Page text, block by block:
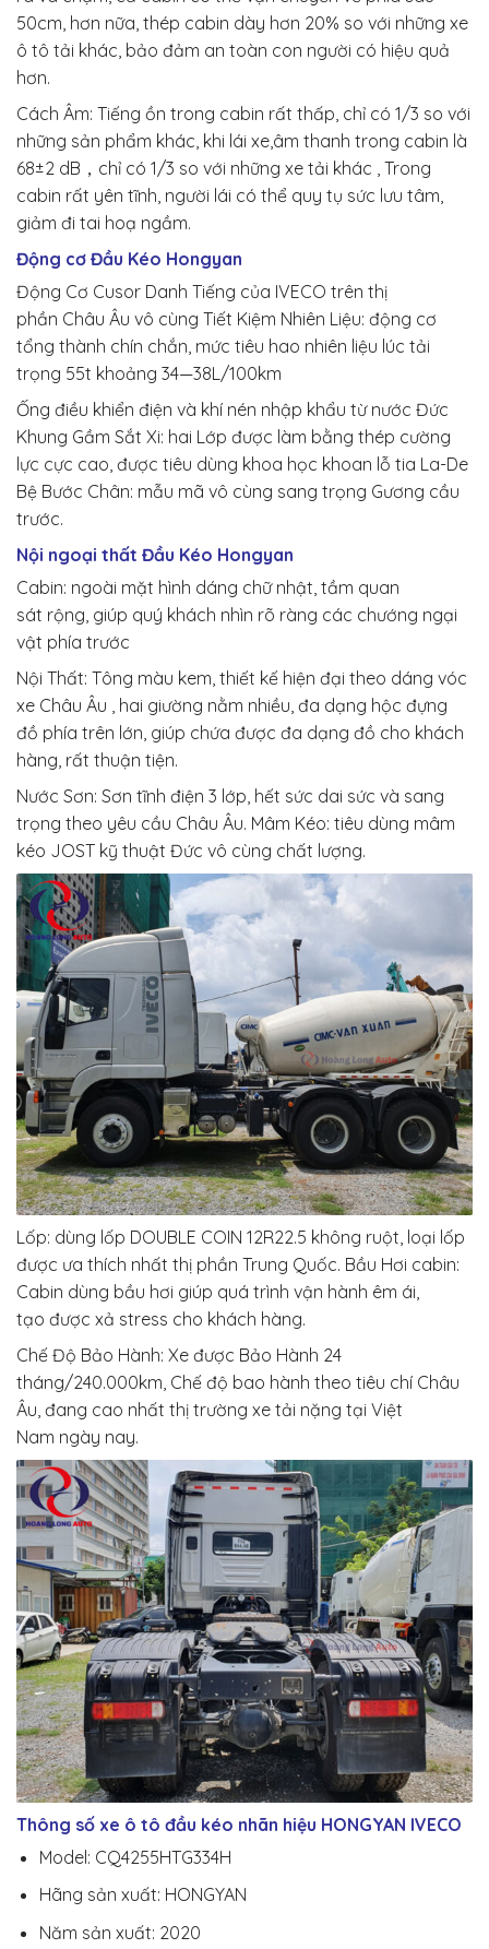
50cm, hơn nữa, thép cabin dày hơn 20% so với những xe
ô tô tải khác, bảo đảm an toàn con người có hiệu quả
hơn.
Cách Âm: Tiếng ồn trong cabin rất thấp, chỉ có 1/3 so với
những sản phẩm khác, khi lái xe,âm thanh trong cabin là
68±2 dB，chỉ có 1/3 so với những xe tải khác , Trong
cabin rất yên tĩnh, người lái có thể quy tụ sức lưu tâm,
giảm đi tai hoạ ngầm.
Động cơ Đầu Kéo Hongyan
Động Cơ Cusor Danh Tiếng của IVECO trên thị
phần Châu Âu vô cùng Tiết Kiệm Nhiên Liệu: động cơ
tổng thành chín chắn, mức tiêu hao nhiên liệu lúc tải
trọng 55t khoảng 34—38L/100km
Ống điều khiển điện và khí nén nhập khẩu từnước Đức
Khung Gầm Sắt Xi: hai Lớp được làm bằng thép cường
lực cực cao, được tiêu dùng khoa học khoan lỗ tia La-De
Bệ Bước Chân: mẫu mã vô cùng sang trọng Gương cầu
trước.
Nội ngoại thất Đầu Kéo Hongyan
Cabin: ngoài mặt hình dáng chữ nhật, tầm quan
sát rộng, giúp quý khách nhìn rõ ràng các chướng ngại
vật phía trước
Nội Thất: Tông màu kem, thiết kế hiện đại theo dáng vóc
xe Châu Âu , hai giường nằm nhiều đa dạng hộc đựng
đồ phía trên lớn , giúp chứa được đa dạng đồ cho khách
hàng , rất thuận tiện.
Nước Sơn: Sơn tĩnh điện 3 lớp, hết sức dai sức và sang
trọng theo yêu cầu Châu Âu. Mâm Kéo: tiêu dùng mâm
kéo JOST kỹ thuật Đức vô cùng chất lượng.
Lốp: dùng lốp DOUBLE COIN 12R22.5 không ruột, loại lốp
được ưa thích nhất thị phần Trung Quốc. Bầu Hơi cabin:
Cabin dùng bầu hơi giúp quá trình vận hành êm ái,
tạo được xả stress cho khách hàng.
Chế Độ Bảo Hành: Xe được Bảo Hành 24
tháng/240.000km, Chế độ bao hành theo tiêu chí Châu
Âu, đang cao nhất thị trường xe tải nặng tại Việt
Nam ngày nay.
Thông số xe ô tô đầu kéo nhãn hiệu HONGYAN IVECO
Model: CQ4255HTG334H
Hãng sản xuất: HONGYAN
Năm sản xuất: 2020